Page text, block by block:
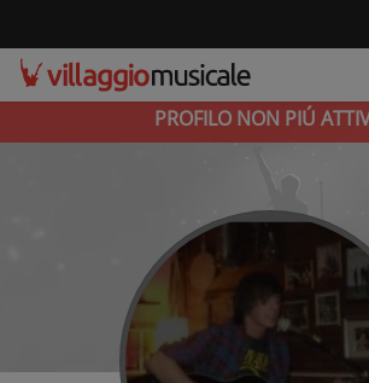
PROFILO NON PIÚ